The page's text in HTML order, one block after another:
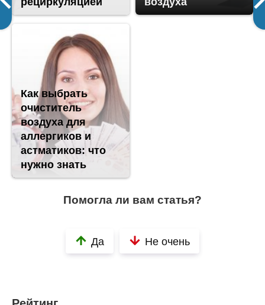
Как выбрать
очиститель
воздуха для
аллергиков и
астматиков: что
нужно знать
Помогла ли вам статья?
Да Не очень